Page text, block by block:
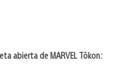
abierta de MARVEL Tōkon: